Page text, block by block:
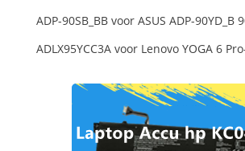
ADP-90SB_BB voor ASUS ADP-90YD_B
ADLX95YCC3A voor Lenovo YOGA 6